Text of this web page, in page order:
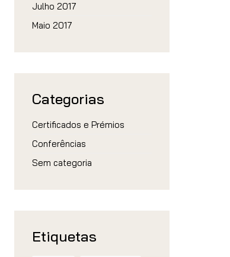
Julho 2017
Maio 2017
Categorias
Certificados e Prémios
Conferências
Sem categoria
Etiquetas